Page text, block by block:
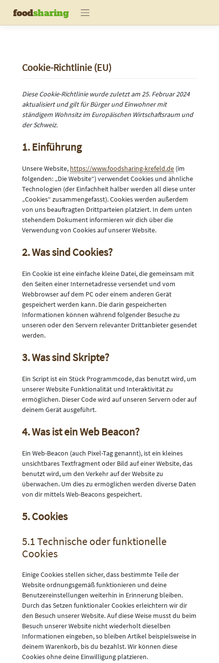
content
foodsharing
Cookie-Richtlinie (EU)
Diese Cookie-Richtlinie wurde zuletzt am 25. Februar 2024
aktualisiert und gilt für Bürger und Einwohner mit
ständigem Wohnsitz im Europäischen Wirtschaftsraum und
der Schweiz.
1. Einführung
Unsere Website, https://www.foodsharing-krefeld.de (im
folgenden: „Die Website“) verwendet Cookies und ähnliche
Technologien (der Einfachheit halber werden all diese unter
„Cookies“ zusammengefasst). Cookies werden außerdem
von uns beauftragten Drittparteien platziert. In dem unten
stehendem Dokument informieren wir dich über die
Verwendung von Cookies auf unserer Website.
2. Was sind Cookies?
Ein Cookie ist eine einfache kleine Datei, die gemeinsam mit
den Seiten einer Internetadresse versendet und vom
Webbrowser auf dem PC oder einem anderen Gerät
gespeichert werden kann. Die darin gespeicherten
Informationen können während folgender Besuche zu
unseren oder den Servern relevanter Drittanbieter gesendet
werden.
3. Was sind Skripte?
Ein Script ist ein Stück Programmcode, das benutzt wird, um
unserer Website Funktionalität und Interaktivität zu
ermöglichen. Dieser Code wird auf unseren Servern oder auf
deinem Gerät ausgeführt.
4. Was ist ein Web Beacon?
Ein Web-Beacon (auch Pixel-Tag genannt), ist ein kleines
unsichtbares Textfragment oder Bild auf einer Website, das
benutzt wird, um den Verkehr auf der Website zu
überwachen. Um dies zu ermöglichen werden diverse Daten
von dir mittels Web-Beacons gespeichert.
5. Cookies
5.1 Technische oder funktionelle
Cookies
Einige Cookies stellen sicher, dass bestimmte Teile der
Website ordnungsgemäß funktionieren und deine
Benutzereinstellungen weiterhin in Erinnerung bleiben.
Durch das Setzen funktionaler Cookies erleichtern wir dir
den Besuch unserer Website. Auf diese Weise musst du beim
Besuch unserer Website nicht wiederholt dieselben
Informationen eingeben, so bleiben Artikel beispielsweise in
deinem Warenkorb, bis du bezahlst. Wir können diese
Cookies ohne deine Einwilligung platzieren.